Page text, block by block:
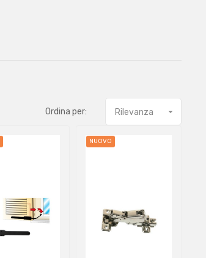
Ordina per: Rilevanza 
NUOVO